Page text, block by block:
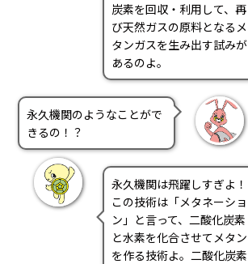
炭素を回収・利用して、再
び天然ガスの原料となるメ
タンガスを生み出す試みが
あるのよ。
永久機関のようなことがで
きるの！？
永久機関は飛躍しすぎよ！
この技術は「メタネーショ
ン」と言って、二酸化炭素
と水素を化合させてメタン
を作る技術よ。二酸化炭素